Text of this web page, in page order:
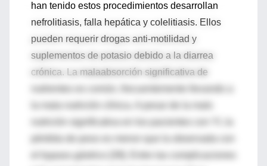
han tenido estos procedimientos desarrollan
nefrolitiasis, falla hepática y colelitiasis. Ellos
pueden requerir drogas anti-motilidad y
suplementos de potasio debido a la diarrea
crónica. La malaabsorción significativa de
nutrición significativa en los pacientes con YI, la
el bypass gástrico [39]. Entre las complicaciones